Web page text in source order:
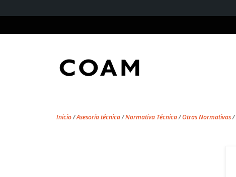
Inicio/Asesoría técnica/Normativa Técnica/Otras Normativas/